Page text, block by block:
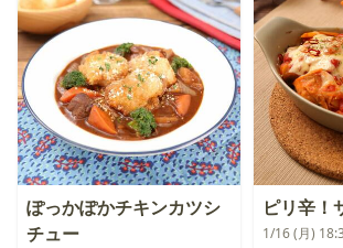
ぽっかぽかチキンカツシ
チュー
ピリ辛！
1/16 (月)